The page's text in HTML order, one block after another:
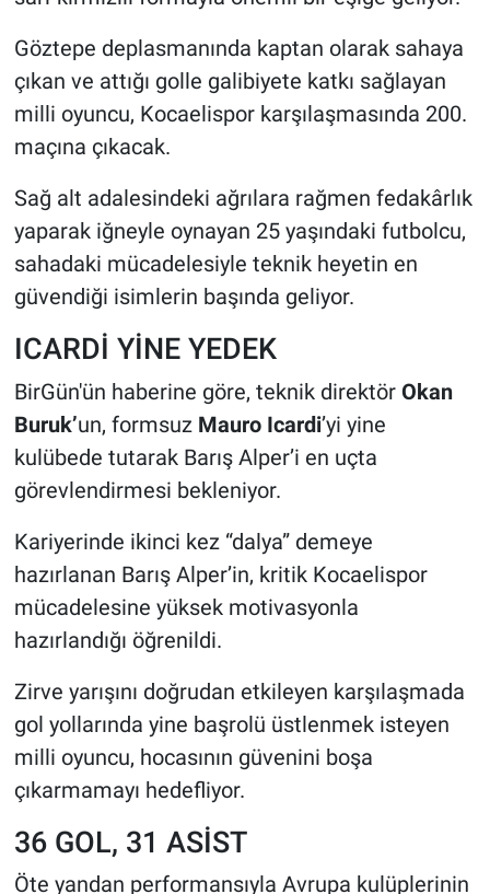
Göztepe deplasmanında kaptan olarak sahaya
çıkan ve attığı golle galibiyete katkı sağlayan
milli oyuncu, Kocaelispor karşılaşmasında 200.
maçına çıkacak.
Sağ alt adalesindeki ağrılara rağmen fedakârlık
yaparak iğneyle oynayan 25 yaşındaki futbolcu,
sahadaki mücadelesiyle teknik heyetin en
güvendiği isimlerin başında geliyor.
ICARDİ YİNE YEDEK
BirGün'ün haberine göre, teknik direktörOkan
Buruk’un, formsuz Mauro Icardi’yi yine
kulübede tutarak Barış Alper’i en uçta
görevlendirmesi bekleniyor.
Kariyerinde ikinci kez “dalya” demeye
hazırlanan Barış Alper’in, kritik Kocaelispor
mücadelesine yüksek motivasyonla
hazırlandığı öğrenildi.
Zirve yarışını doğrudan etkileyen karşılaşmada
gol yollarında yine başrolü üstlenmek isteyen
milli oyuncu, hocasının güvenini boşa
çıkarmamayı hedefliyor.
36 GOL, 31 ASİST
Öte yandan performansıyla Avrupa kulüplerinin